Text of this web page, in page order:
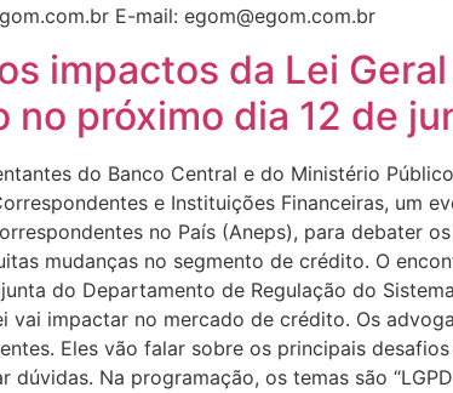
E-mail: egom@egom.com.br
impactos da Lei
próximo dia 12 de
do Banco Central e do Ministério
e Instituições Financeiras, um
no País (Aneps), para debater
mudanças no segmento de crédito. O
do Departamento de Regulação do
vai impactar no mercado de crédito. Os
Eles vão falar sobre os principais
Na programação, os temas são